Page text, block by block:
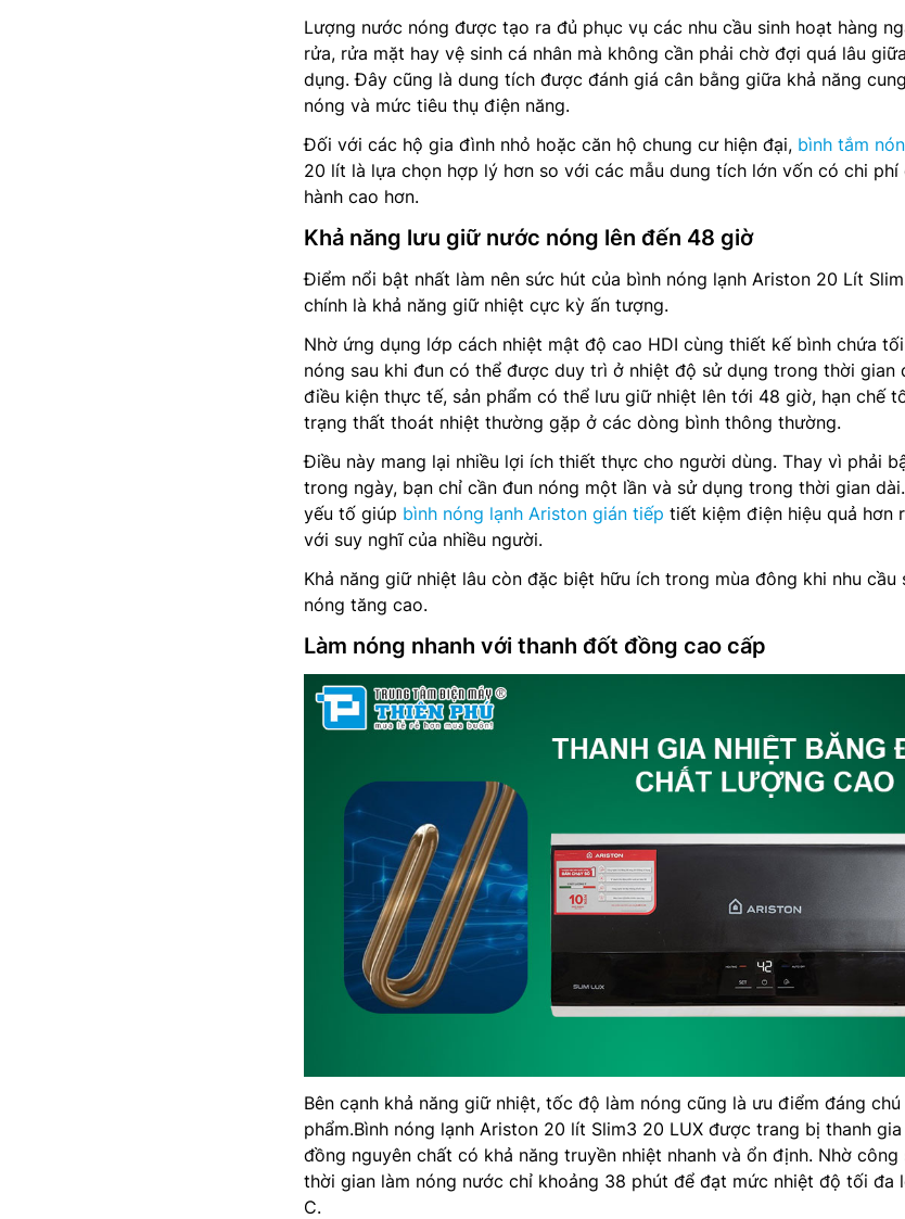
Lượng nước nóng được tạo ra đủ phục vụ các nhu cầu sinh hoạt hàng
rửa, rửa mặt hay vệ sinh cá nhân mà không cần phải chờ đợi quá lâu
dụng. Đây cũng là dung tích được đánh giá cân bằng giữa khả năng
nóng và mức tiêu thụ điện năng.
Đối với các hộ gia đình nhỏ hoặc căn hộ chung cư hiện đại, bình tắm
20 lít là lựa chọn hợp lý hơn so với các mẫu dung tích lớn vốn có chi phí
hành cao hơn.
Khả năng lưu giữ nước nóng lên đến 48 giờ
Điểm nổi bật nhất làm nên sức hút của bình nóng lạnh Ariston 20 Lít
chính là khả năng giữ nhiệt cực kỳ ấn tượng.
Nhờ ứng dụng lớp cách nhiệt mật độ cao HDI cùng thiết kế bình chứa
nóng sau khi đun có thể được duy trì ở nhiệt độ sử dụng trong thời gian
điều kiện thực tế, sản phẩm có thể lưu giữ nhiệt lên tới 48 giờ, hạn chế
trạng thất thoát nhiệt thường gặp ở các dòng bình thông thường.
Điều này mang lại nhiều lợi ích thiết thực cho người dùng. Thay vì phải
trong ngày, bạn chỉ cần đun nóng một lần và sử dụng trong thời gian
yếu tố giúp bình nóng lạnh Ariston gián tiếp tiết kiệm điện hiệu quả hơn
với suy nghĩ của nhiều người.
Khả năng giữ nhiệt lâu còn đặc biệt hữu ích trong mùa đông khi nhu cầu
nóng tăng cao.
Làm nóng nhanh với thanh đốt đồng cao cấp
Bên cạnh khả năng giữ nhiệt, tốc độ làm nóng cũng là ưu điểm đáng
phẩm.Bình nóng lạnh Ariston 20 lít Slim3 20 LUX được trang bị thanh
đồng nguyên chất có khả năng truyền nhiệt nhanh và ổn định. Nhờ công
thời gian làm nóng nước chỉ khoảng 38 phút để đạt mức nhiệt độ tối đa
C.